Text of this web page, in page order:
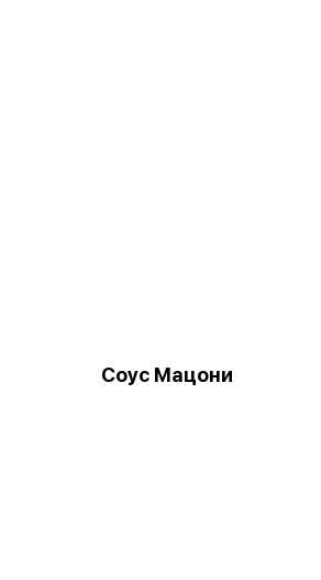
Соус Мацони